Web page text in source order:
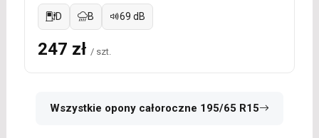
D B 69 dB
247 zł / szt.
Wszystkie opony całoroczne 195/65 R15